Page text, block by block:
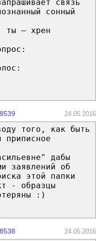
связь
сонный
ты — хрен
24.05.2016
того, как быть
приписное
дабы
заявлений об
этой папки
- образцы
:)
24.05.2016